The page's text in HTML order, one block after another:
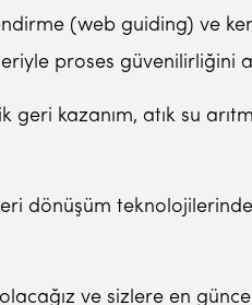
(web guiding) ve
proses güvenilirliğini
geri kazanım, atık su
dönüşüm
ve sizlere en